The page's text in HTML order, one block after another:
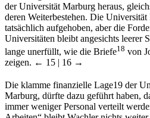
der Universität Marburg heraus,
deren Weiterbestehen. Die
tatsächlich aufgehoben, aber die
Universitäten bleibt angesichts leerer
lange unerfüllt, wie die Briefe18 von
zeigen. ← 15 | 16 →
Die klamme finanzielle Lage19 der
Marburg, dürfte dazu geführt haben,
immer weniger Personal verteilt